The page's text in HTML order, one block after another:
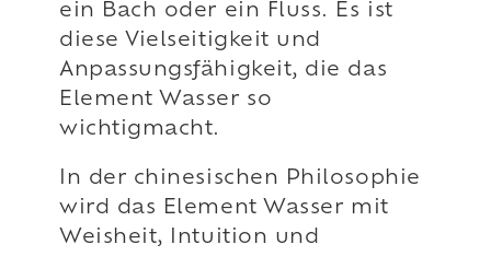
ein Bach oder ein Fluss. Es ist
diese Vielseitigkeit und
Anpassungsfähigkeit, die das
Element Wasser so
wichtigmacht.
In der chinesischen Philosophie
wird das Element Wasser mit
Weisheit, Intuition und